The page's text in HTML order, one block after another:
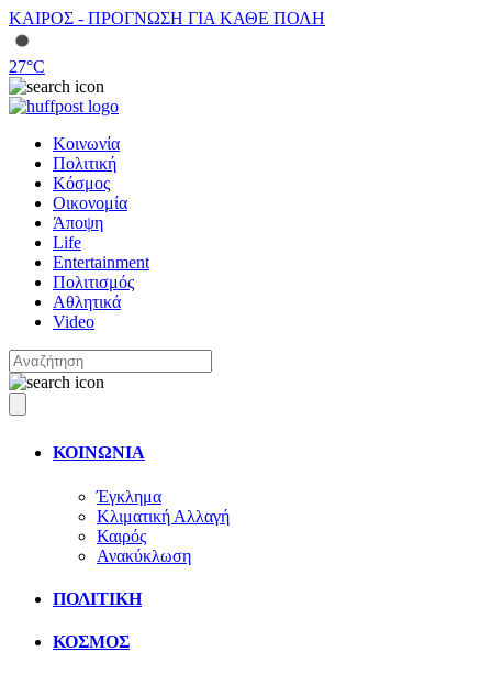
ΚΑΙΡΟΣ - ΠΡΟΓΝΩΣΗ ΓΙΑ ΚΑΘΕ ΠΟΛΗ
27°C
Κοινωνία
Πολιτική
Κόσμος
Οικονομία
Άποψη
Life
Entertainment
Πολιτισμός
Αθλητικά
Video
ΚΟΙΝΩΝΙΑ
Έγκλημα
Κλιματική Αλλαγή
Καιρός
Ανακύκλωση
ΠΟΛΙΤΙΚΗ
ΚΟΣΜΟΣ